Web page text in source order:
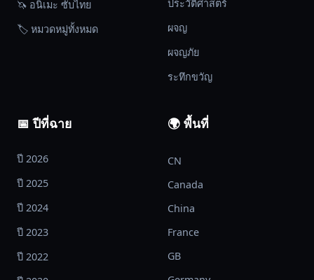
🦄 อนิเมะ ซับไทย
🏷️ หมวดหมู่ทั้งหมด
ประวัติศาสตร์
ผจญ
ผจญภัย
ระทึกขวัญ
📅 ปีที่ฉาย
ปี 2026
ปี 2025
ปี 2024
ปี 2023
ปี 2022
🌍 พื้นที่
CN
Canada
China
France
GB